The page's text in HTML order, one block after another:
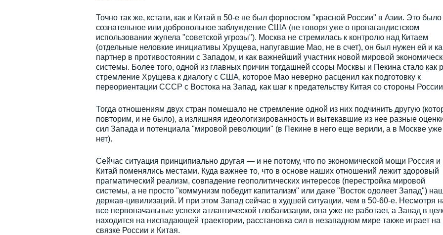
Точно так же, кстати, как и Китай в 50-е не был форпостом "красной России" в Азии. Это было
сознательное или добровольное заблуждение США (не говоря уже о пропагандистском
использовании жупела "советской угрозы"). Москва не стремилась к контролю над Китаем
(отдельные неловкие инициативы Хрущева, напугавшие Мао, не в счет), он был нужен ей и
партнер в противостоянии с Западом, и как важнейший участник новой мировой
системы. Более того, одной из главных причин тогдашней ссоры Москвы и Пекина стало как
стремление Хрущева к диалогу с США, которое Мао неверно расценил как подготовку к
переориентации СССР с Востока на Запад, как шаг к предательству Китая со стороны
Тогда отношениям двух стран помешало не стремление одной из них подчинить другую
повторим, и не было), а излишняя идеологизированность и вытекавшие из нее разные
сил Запада и потенциала "мировой революции" (в Пекине в него еще верили, а в Москве уже
нет).
Сейчас ситуация принципиально другая — и не потому, что по экономической мощи Россия и
Китай поменялись местами. Куда важнее то, что в основе наших отношений лежит здоровый
прагматический реализм, совпадение геополитических интересов (перестройка мировой
системы, а не просто "коммунизм победит капитализм" или даже "Восток одолеет Запад")
держав-цивилизаций. И при этом Запад сейчас в худшей ситуации, чем в 50-60-е. Несмотря
все первоначальные успехи атлантической глобализации, она уже не работает, а Запад в
находится на ниспадающей траектории, расстановка сил в незападном мире также играет на
связке России и Китая.